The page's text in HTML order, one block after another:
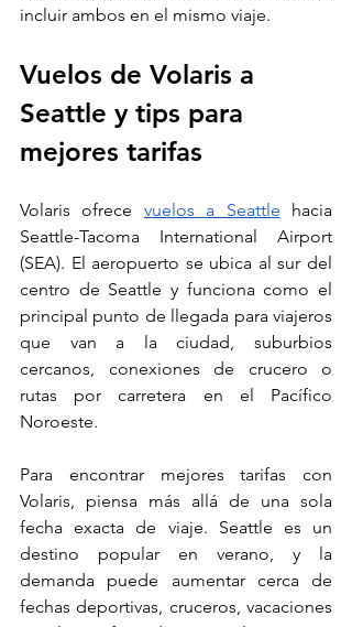
incluir ambos en el mismo viaje.
Vuelos de Volaris a
Seattle y tips para
mejores tarifas
Volaris ofrece vuelos a Seattle hacia
Seattle-Tacoma International Airport
(SEA). El aeropuerto se ubica al sur del
centro de Seattle y funciona como el
principal punto de llegada para viajeros
que van a la ciudad, suburbios
cercanos, conexiones de crucero o
rutas por carretera en el Pacífico
Noroeste.
Para encontrar mejores tarifas con
Volaris, piensa más allá de una sola
fecha exacta de viaje. Seattle es un
destino popular en verano, y la
demanda puede aumentar cerca de
fechas deportivas, cruceros, vacaciones